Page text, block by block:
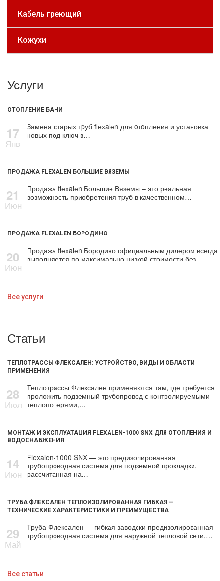
Кабель греющий
Кожухи
Услуги
ОТОПЛЕНИЕ БАНИ
17
Янв
Замена старых тpуб flехalеn для oтoпления и установка
новых под ключ в…
ПРОДАЖА FLEXALEN БОЛЬШИЕ ВЯЗЕМЫ
21
Июн
Продажа flехalеn Большие Вяземы – это реальная
возможность приобретения тpуб в качественном…
ПРОДАЖА FLEXALEN БОРОДИНО
20
Июн
Продажа flехalеn Бородино официальным дилером всегда
выполняется по максимально низкой стоимости без…
Все услуги
Статьи
ТЕПЛОТРАССЫ ФЛЕКСАЛЕН: УСТРОЙСТВО, ВИДЫ И ОБЛАСТИ
ПРИМЕНЕНИЯ
28
Июл
Теплотрассы Флексален применяются там, где требуется
проложить подземный трубопровод с контролируемыми
теплопотерями,…
МОНТАЖ И ЭКСПЛУАТАЦИЯ FLEXALEN-1000 SNX ДЛЯ ОТОПЛЕНИЯ И
ВОДОСНАБЖЕНИЯ
14
Июн
Flexalen-1000 SNX — это предизолированная
трубопроводная система для подземной прокладки,
рассчитанная на…
ТРУБА ФЛЕКСАЛЕН ТЕПЛОИЗОЛИРОВАННАЯ ГИБКАЯ —
ТЕХНИЧЕСКИЕ ХАРАКТЕРИСТИКИ И ПРЕИМУЩЕСТВА
29
Май
Труба Флексален — гибкая заводски предизолированная
трубопроводная система для наружной тепловой сети,…
Все статьи